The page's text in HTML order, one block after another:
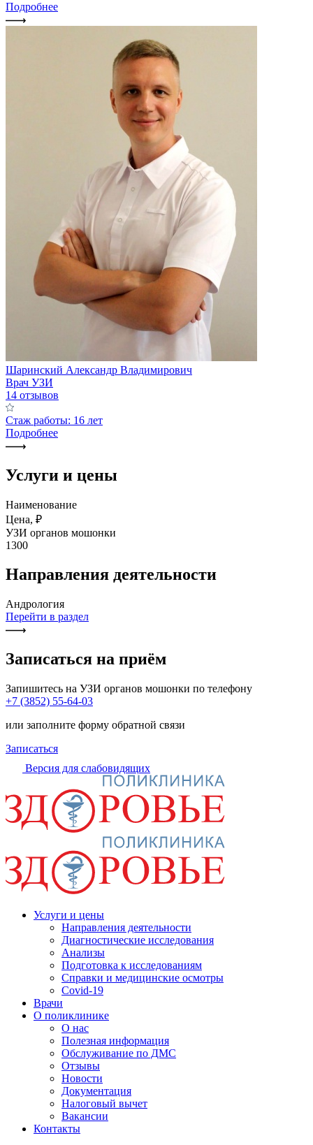
Подробнее
Шаринский Александр Владимирович
Врач УЗИ
14 отзывов
Стаж работы: 16 лет
Подробнее
Услуги и цены
Наименование
Цена, ₽
УЗИ органов мошонки
1300
Направления деятельности
Андрология
Перейти в раздел
Записаться на приём
Запишитесь на УЗИ органов мошонки по телефону
+7 (3852) 55-64-03
или заполните форму обратной связи
Записаться
Версия для слабовидящих
Услуги и цены
Направления деятельности
Диагностические исследования
Анализы
Подготовка к исследованиям
Справки и медицинские осмотры
Covid-19
Врачи
О поликлинике
О нас
Полезная информация
Обслуживание по ДМС
Отзывы
Новости
Документация
Налоговый вычет
Вакансии
Контакты